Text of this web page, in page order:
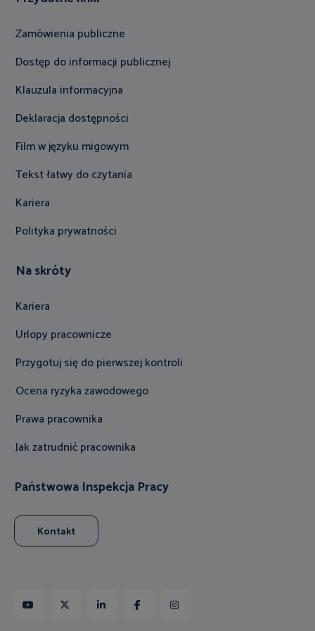
Zamówienia publiczne
Dostęp do informacji publicznej
Klauzula informacyjna
Deklaracja dostępności
Film w języku migowym
Tekst łatwy do czytania
Kariera
Polityka prywatności
Na skróty
Kariera
Urlopy pracownicze
Przygotuj się do pierwszej kontroli
Ocena ryzyka zawodowego
Prawa pracownika
Jak zatrudnić pracownika
Państwowa Inspekcja Pracy
Kontakt